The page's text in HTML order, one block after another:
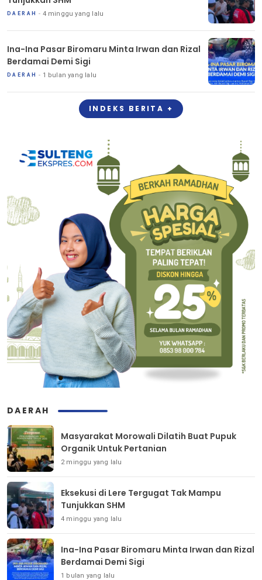
DAERAH 4 minggu yang lalu
Ina-Ina Pasar Biromaru Minta Irwan dan Rizal
Berdamai Demi Sigi
DAERAH 1 bulan yang lalu
INDEKS BERITA +
DAERAH
Masyarakat Morowali Dilatih Buat Pupuk
Organik Untuk Pertanian
2 minggu yang lalu
Eksekusi di Lere Tergugat Tak Mampu
Tunjukkan SHM
4 minggu yang lalu
Ina-Ina Pasar Biromaru Minta Irwan dan Rizal
Berdamai Demi Sigi
1 bulan yang lalu